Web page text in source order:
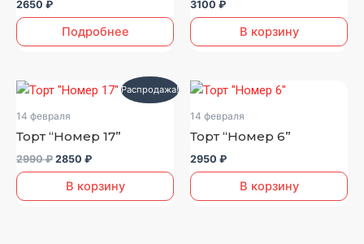
2650 ₽
Подробнее
3100 ₽
В корзину
Распродажа!
14 февраля
Торт “Номер 17”
2990₽
Первоначальная
составляла
2850 ₽
Текущая
цена:
В корзину
14 февраля
Торт “Номер 6”
2950 ₽
В корзину